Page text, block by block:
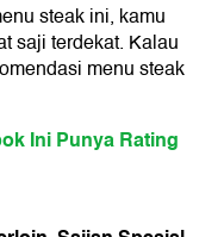
steak ini, kamu
saji terdekat. Kalau
menu steak
Ini Punya Rating